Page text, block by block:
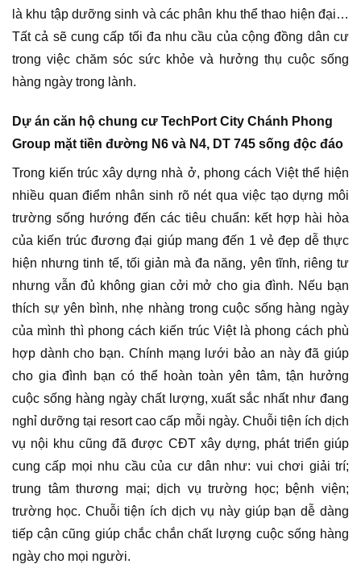
là khu tập dưỡng sinh và các phân khu thể thao hiện đại…
Tất cả sẽ cung cấp tối đa nhu cầu của cộng đồng dân cư
trong việc chăm sóc sức khỏe và hưởng thụ cuộc sống
hàng ngày trong lành.
Dự án căn hộ chung cư TechPort City Chánh Phong
Group mặt tiền đường N6 và N4, DT 745 sống độc đáo
Trong kiến trúc xây dựng nhà ở, phong cách Việt thể hiện
nhiều quan điểm nhân sinh rõ nét qua việc tạo dựng môi
trường sống hướng đến các tiêu chuẩn: kết hợp hài hòa
của kiến trúc đương đại giúp mang đến 1 vẻ đẹp dễ thực
hiện nhưng tinh tế, tối giản mà đa năng, yên tĩnh, riêng tư
nhưng vẫn đủ không gian cởi mở cho gia đình. Nếu bạn
thích sự yên bình, nhẹ nhàng trong cuộc sống hàng ngày
của mình thì phong cách kiến trúc Việt là phong cách phù
hợp dành cho bạn. Chính mạng lưới bảo an này đã giúp
cho gia đình bạn có thể hoàn toàn yên tâm, tận hưởng
cuộc sống hàng ngày chất lượng, xuất sắc nhất như đang
nghỉ dưỡng tại resort cao cấp mỗi ngày. Chuỗi tiện ích dịch
vụ nội khu cũng đã được CĐT xây dựng, phát triển giúp
cung cấp mọi nhu cầu của cư dân như: vui chơi giải trí;
trung tâm thương mại; dịch vụ trường học; bệnh viện;
trường học. Chuỗi tiện ích dịch vụ này giúp bạn dễ dàng
tiếp cận cũng giúp chắc chắn chất lượng cuộc sống hàng
ngày cho mọi người.